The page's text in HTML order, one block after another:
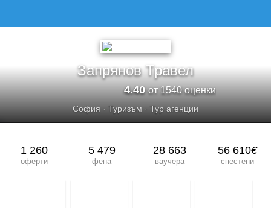
Запрянов Травел
4.40от 1540 оценки
София · Туризъм · Тур агенции
1 260
оферти
5 479
фена
28 663
ваучера
56 610€
спестени